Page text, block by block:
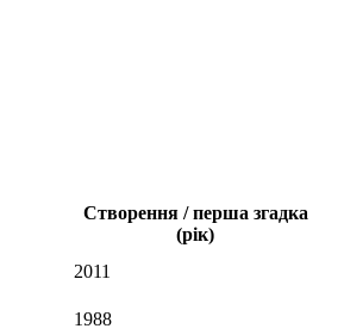
Створення / перша згадка
(рік)
2011
1988